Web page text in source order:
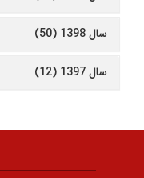
سال 1398 (50)
سال 1397 (12)